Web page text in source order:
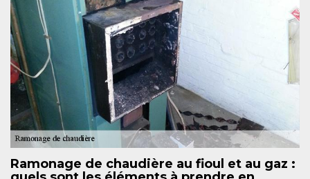
Ramonage de chaudière au fioul et au gaz :